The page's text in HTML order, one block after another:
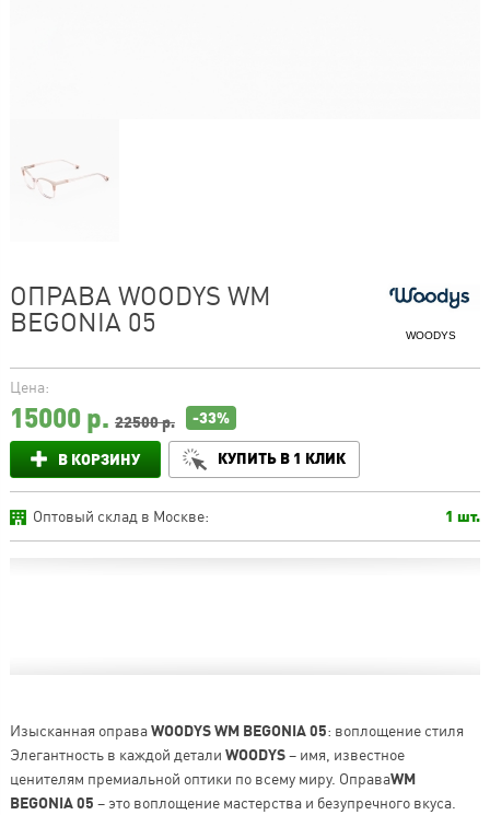
WOODYS
ОПРАВА WOODYS WM
BEGONIA 05
Цена:
15000р. 22500 р. -33%
В КОРЗИНУ КУПИТЬ В 1 КЛИК
Оптовый склад в Москве: 1 шт.
Изысканная оправаWOODYS WM BEGONIA 05: воплощение стиля
Элегантность в каждой детали WOODYS– имя, известное
ценителям премиальной оптики по всему миру. ОправаWM
BEGONIA 05 – это воплощение мастерства и безупречного вкуса.